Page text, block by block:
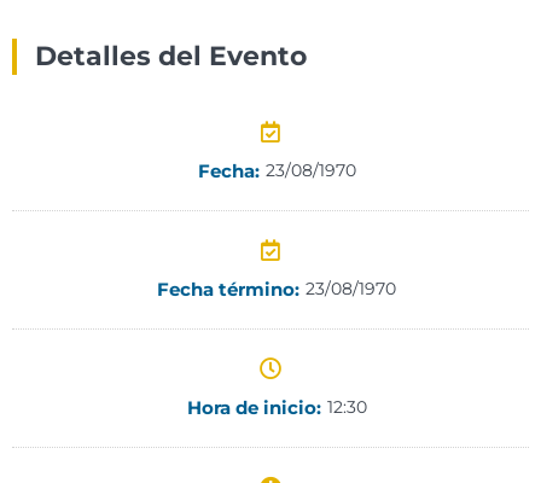
Detalles del Evento
Fecha: 23/08/1970
Fecha término: 23/08/1970
Hora de inicio: 12:30